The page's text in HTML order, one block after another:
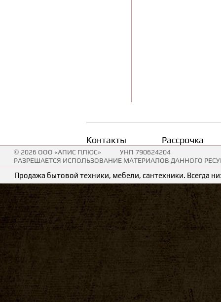
Контакты Рассрочка
© 2026 ООО «АПИС ПЛЮС»
УНП 790624204
РАЗРЕШАЕТСЯ ИСПОЛЬЗОВАНИЕ МАТЕРИАЛОВ ДАННОГО
Продажа бытовой техники, мебели, сантехники. Всегда